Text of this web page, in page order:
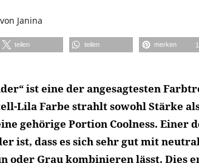
von Janina
teilen teilen merken 1
ist eine der angesagtesten
Lila Farbe strahlt sowohl Stärke
gehörige Portion Coolness. Einer
ist, dass es sich sehr gut mit
oder Grau kombinieren lässt. Dies